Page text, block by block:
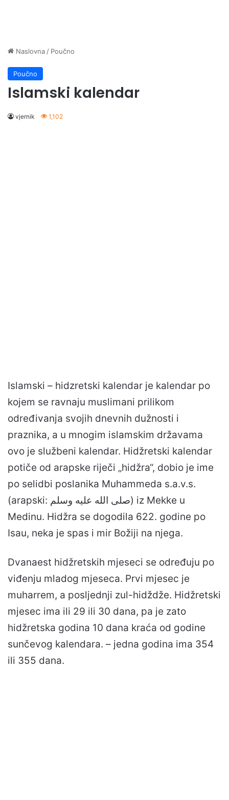
Naslovna / Poučno
Poučno
Islamski kalendar
vjernik 1,102
Islamski – hidzretski kalendar je kalendar po
kojem se ravnaju muslimani prilikom
određivanja svojih dnevnih dužnosti i
praznika, a u mnogim islamskim državama
ovo je službeni kalendar. Hidžretski kalendar
potiče od arapske riječi „hidžra“, dobio je ime
po selidbi poslanika Muhammeda s.a.v.s.
(arapski: صلى الله عليه وسلم) iz Mekke u
Medinu. Hidžra se dogodila 622. godine po
Isau, neka je spas i mir Božiji na njega.
Dvanaest hidžretskih mjeseci se određuju po
viđenju mladog mjeseca. Prvi mjesec je
muharrem, a posljednji zul-hidždže. Hidžretski
mjesec ima ili 29 ili 30 dana, pa je zato
hidžretska godina 10 dana kraća od godine
sunčevog kalendara. – jedna godina ima 354
ili 355 dana.